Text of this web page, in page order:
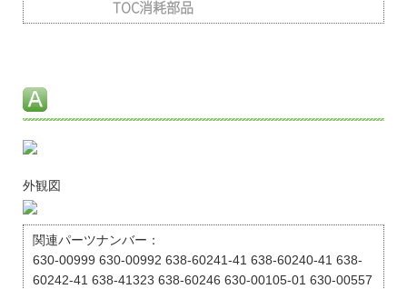
TOC消耗部品
外観図
関連パーツナンバー：
630-00999 630-00992 638-60241-41 638-60240-41 638-
60242-41 638-41323 638-60246 630-00105-01 630-00557